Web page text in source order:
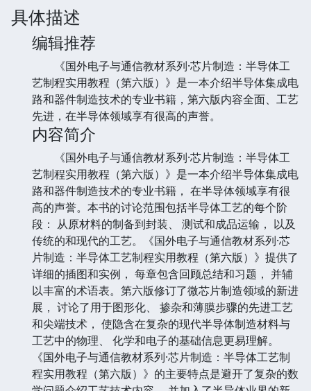
具体描述
编辑推荐
《国外电子与通信教材系列·芯片制造：半导体工
艺制程实用教程（第六版）》是一本介绍半导体集成电
路和器件制造技术的专业书籍，第六版内容全面、工艺
先进，在半导体领域享有很高的声誉。
内容简介
《国外电子与通信教材系列·芯片制造：半导体工
艺制程实用教程（第六版）》是一本介绍半导体集成电
路和器件制造技术的专业书籍， 在半导体领域享有很
高的声誉。本书的讨论范围包括半导体工艺的每个阶
段： 从原材料的制备到封装、 测试和成品运输， 以及
传统的和现代的工艺。《国外电子与通信教材系列·芯
片制造：半导体工艺制程实用教程（第六版）》提供了
详细的插图和实例， 每章包含回顾总结和习题， 并辅
以丰富的术语表。第六版修订了微芯片制造领域的新进
展， 讨论了用于图形化、 掺杂和薄膜步骤的先进工艺
和尖端技术， 使隐含在复杂的现代半导体制造材料与
工艺中的物理、 化学和电子的基础信息更易理解。
《国外电子与通信教材系列·芯片制造：半导体工艺制
程实用教程（第六版）》的主要特点是避开了复杂的数